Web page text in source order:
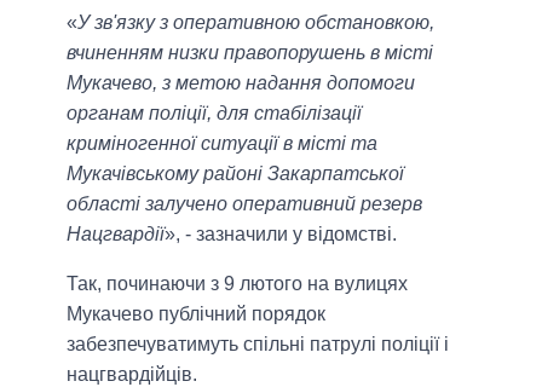
«У зв'язку з оперативною обстановкою,
вчиненням низки правопорушень в місті
Мукачево, з метою надання допомоги
органам поліції, для стабілізації
криміногенної ситуації в місті та
Мукачівському районі Закарпатської
області залучено оперативний резерв
Нацгвардії», - зазначили у відомстві.
Так, починаючи з 9 лютого на вулицях
Мукачево публічний порядок
забезпечуватимуть спільні патрулі поліції і
нацгвардійців.